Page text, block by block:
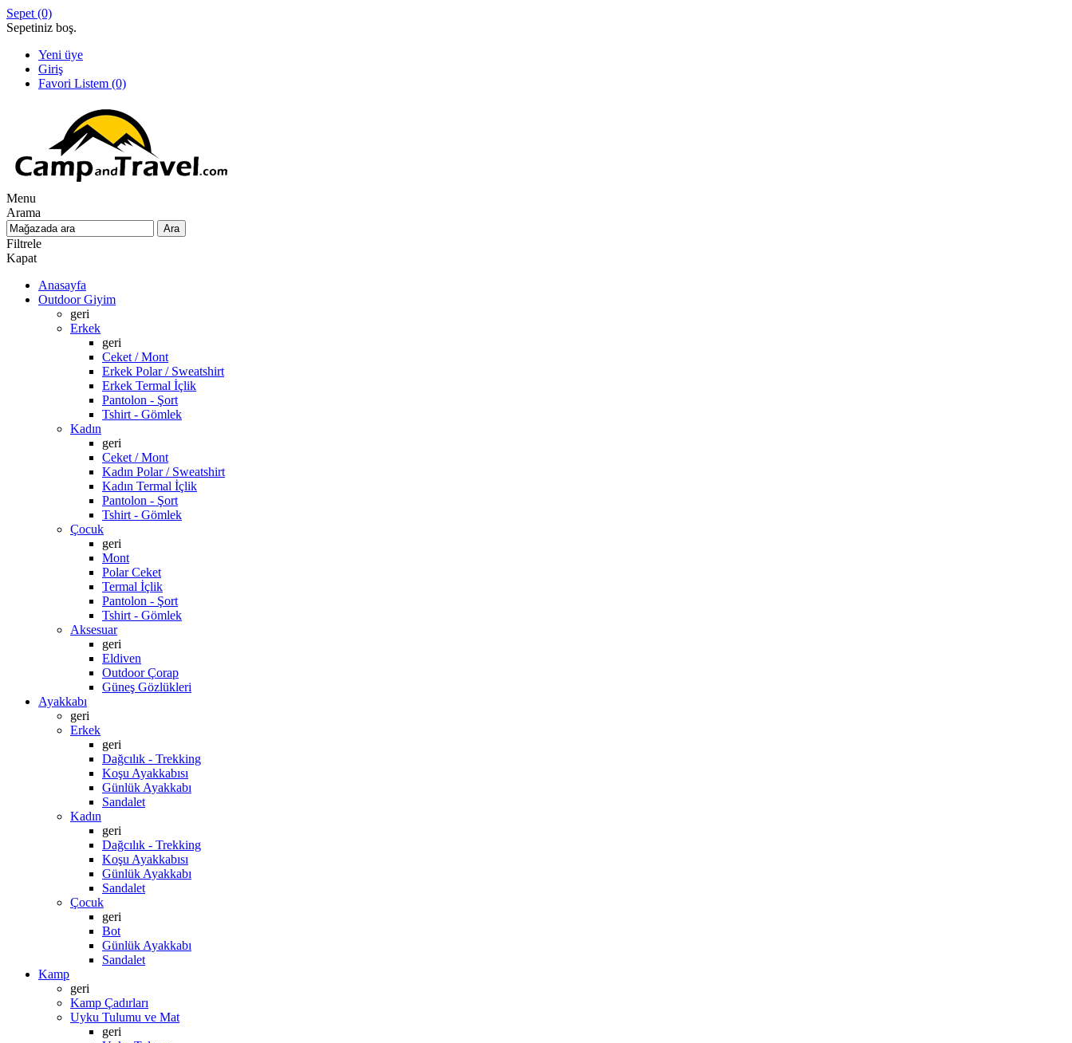
Sepet (0)
Sepetiniz boş.
Yeni üye
Giriş
Favori Listem (0)
Menu
Arama
Filtrele
Kapat
Anasayfa
Outdoor Giyim
geri
Erkek
geri
Ceket / Mont
Erkek Polar / Sweatshirt
Erkek Termal İçlik
Pantolon - Şort
Tshirt - Gömlek
Kadın
geri
Ceket / Mont
Kadın Polar / Sweatshirt
Kadın Termal İçlik
Pantolon - Şort
Tshirt - Gömlek
Çocuk
geri
Mont
Polar Ceket
Termal İçlik
Pantolon - Şort
Tshirt - Gömlek
Aksesuar
geri
Eldiven
Outdoor Çorap
Güneş Gözlükleri
Ayakkabı
geri
Erkek
geri
Dağcılık - Trekking
Koşu Ayakkabısı
Günlük Ayakkabı
Sandalet
Kadın
geri
Dağcılık - Trekking
Koşu Ayakkabısı
Günlük Ayakkabı
Sandalet
Çocuk
geri
Bot
Günlük Ayakkabı
Sandalet
Kamp
geri
Kamp Çadırları
Uyku Tulumu ve Mat
geri